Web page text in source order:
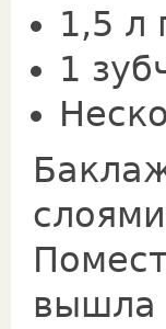
1,5 л
1
вышла